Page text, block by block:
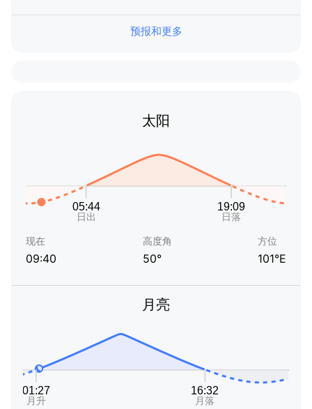
预报和更多
太阳
现在
09:40
高度角
50°
方位
101°E
月亮